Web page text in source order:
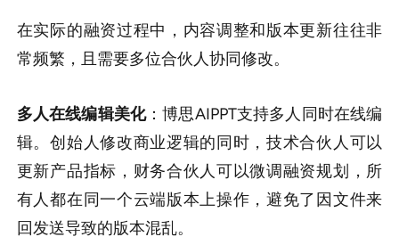
在实际的融资过程中，内容调整和版本更新往往非
常频繁，且需要多位合伙人协同修改。
多人在线编辑美化：博思AIPPT支持多人同时在线编
辑。创始人修改商业逻辑的同时，技术合伙人可以
更新产品指标，财务合伙人可以微调融资规划，所
有人都在同一个云端版本上操作，避免了因文件来
回发送导致的版本混乱。